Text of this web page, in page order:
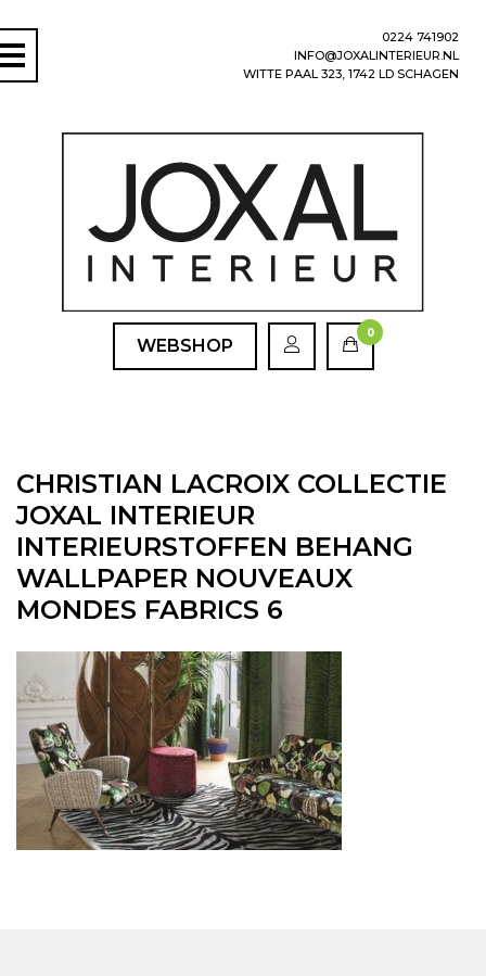
0224 741902
INFO@JOXALINTERIEUR.NL
WITTE PAAL 323, 1742 LD SCHAGEN
WEBSHOP
0
CHRISTIAN LACROIX COLLECTIE
JOXAL INTERIEUR
INTERIEURSTOFFEN BEHANG
WALLPAPER NOUVEAUX
MONDES FABRICS 6